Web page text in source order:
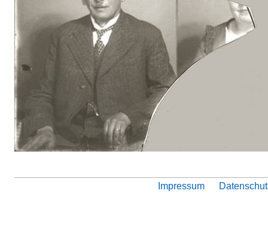
Impressum